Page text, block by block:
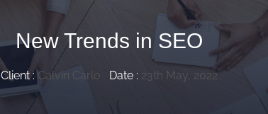
New Trends in SEO
Client :Calvin Carlo Date : 23th May, 2022